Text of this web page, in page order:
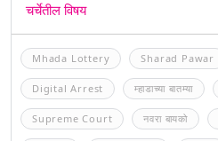
चर्चेतील विषय
Mhada Lottery Sharad Pawar
Digital Arrest म्हाडाच्या बातम्या
Supreme Court नवरा बायको